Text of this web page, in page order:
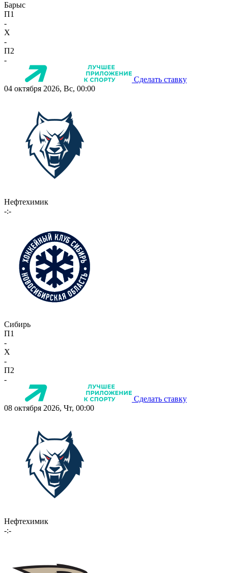
Барыс
П1
-
X
-
П2
-
Сделать ставку
04 октября 2026, Вс, 00:00
Нефтехимик
-:-
Сибирь
П1
-
X
-
П2
-
Сделать ставку
08 октября 2026, Чт, 00:00
Нефтехимик
-:-